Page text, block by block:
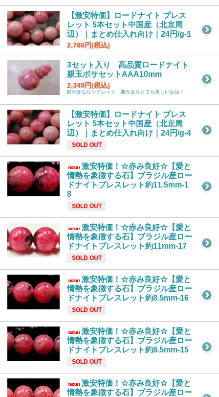
【激安特価】ロードナイト ブレス
レット 5本セット中国産（北京周
辺）｜まとめ仕入れ向け｜24円/g-1
2,780円(税込)
3セット入り 高品質ロードナイト
親玉ボサセットAAA10mm
2,349円(税込)
鮮やかなピンクレッド、艶がありとても美しいお品！
【激安特価】ロードナイト ブレス
レット 5本セット中国産（北京周
辺）｜まとめ仕入れ向け｜24円/g-4
SOLD OUT
激安特価！☆赤み良好☆【愛と
情熱を象徴する石】ブラジル産ロー
ドナイトブレスレット約11.5mm-1
8
SOLD OUT
激安特価！☆赤み良好☆【愛と
情熱を象徴する石】ブラジル産ロー
ドナイトブレスレット約11mm-17
SOLD OUT
激安特価！☆赤み良好☆【愛と
情熱を象徴する石】ブラジル産ロー
ドナイトブレスレット約8.5mm-16
SOLD OUT
激安特価！☆赤み良好☆【愛と
情熱を象徴する石】ブラジル産ロー
ドナイトブレスレット約8.5mm-15
SOLD OUT
激安特価！☆赤み良好☆【愛と
情熱を象徴する石】ブラジル産ロー